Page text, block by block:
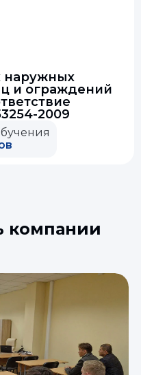
наружных
и ограждений
2009
компании